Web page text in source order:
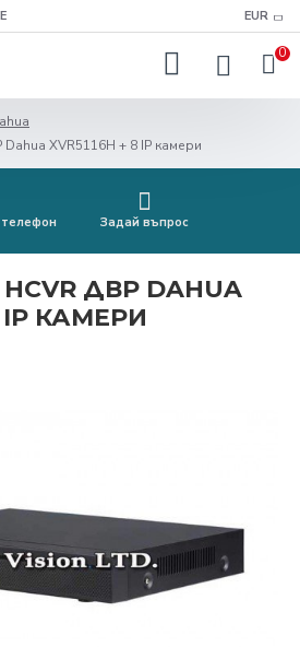
EUR
0
XVR5116H + 8 IP камери
Задай въпрос
ДВР DAHUA
IP КАМЕРИ